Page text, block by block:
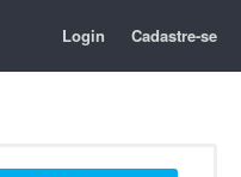
Login Cadastre-se